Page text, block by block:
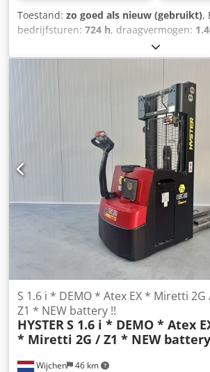
Toestand: zo goed als nieuw (gebruikt),
bedrijfsturen: 724 h, draagvermogen:
elektrisch
mm, Manufacturer + model:STILL EXV
/ Zone 2 * Mast:2F2940 ID:26071.9342
Mast:2F2940 Lowered height:1920 mm
mm Capacity:1400 kg Init.:Yes Codpfxszq
Year:2018 Hours:724 hours
... ah * Bj 2026 Options:* EX * MIRETTI -
Certificate = AR 16 ATEX 015 Gasgroep =
T3 Gc Type = Cat 3G ( toegestaan in
met ; - POWERSTEERING - DUBBEL
Free Lift ( FFL ) mast !! - Initiaal heffing
!!!
Wijchen 46 km
S 1.6 i * DEMO * Atex EX * Miretti 2G
Z1 * NEW battery !!
HYSTERS 1.6 i * DEMO * Atex
* Miretti 2G / Z1 * NEW